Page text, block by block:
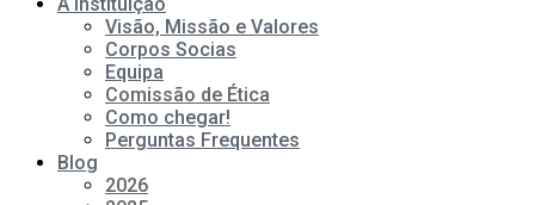
Visão, Missão e Valores
Corpos Socias
Equipa
Comissão de Ética
Como chegar!
Perguntas Frequentes
Blog
2026